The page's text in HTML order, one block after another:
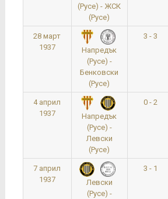
(Русе) - ЖСК
(Русе)
28 март
1937
Напредък
(Русе) -
Бенковски
(Русе)
3 - 3
4 април
1937
Напредък
(Русе) -
Левски
(Русе)
0 - 2
7 април
1937
Левски
(Русе) -
3 - 1